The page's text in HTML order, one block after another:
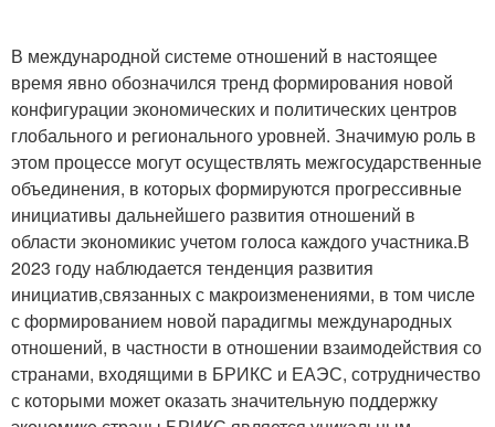
В международной системе отношений в настоящее
время явно обозначился тренд формирования новой
конфигурации экономических и политических центров
глобального и регионального уровней. Значимую роль в
этом процессе могут осуществлять межгосударственные
объединения, в которых формируются прогрессивные
инициативы дальнейшего развития отношений в
области экономикис учетом голоса каждого участника.В
2023 году наблюдается тенденция развития
инициатив,связанных с макроизменениями, в том числе
с формированием новой парадигмы международных
отношений, в частности в отношении взаимодействия со
странами, входящими в БРИКС и ЕАЭС, сотрудничество
с которыми может оказать значительную поддержку